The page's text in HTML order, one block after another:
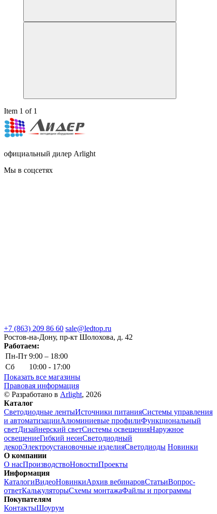
Item 1 of 1
официальный дилер Arlight
Мы в соцсетях
+7 (863) 209 86 60 sale@ledtop.ru
Ростов-на-Дону, пр-кт Шолохова, д. 42
Работаем:
Пн-Пт 9:00 – 18:00
Сб
10:00 - 17:00
Показать все магазины
Правовая информация
© Разработано в Arlight, 2026
Каталог
Светодиодные лентыИсточники питанияСистемы управления
и автоматизацииАлюминиевые профилиФункциональный
светДизайнерский светСистемы освещенияНаружное
освещениеГибкий неонСветодиодный
декорЭлектроустановочные изделияСветодиоды Новинки
О компании
О насПроизводствоНовостиПроекты
Информация
КаталогиВидеоНовинкиАрхив вебинаровСтатьиВопрос-
ответКалькуляторыСхемы монтажаФайлы и программы
Покупателям
КонтактыШоурум